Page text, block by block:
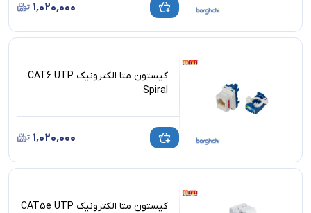
۱٬۰۲۰٬۰۰۰
کیستون متا الکترونیک CAT6 UTP
Spiral
۱٬۰۲۰٬۰۰۰
کیستون متا الکترونیک CAT5e UTP